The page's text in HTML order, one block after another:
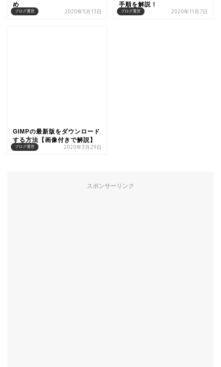
ブログ運営
め
2020年5月13日 ブログ運営
手順を解説！
2020年11月7日
ブログ運営
GIMPの最新版をダウンロード
する方法【画像付きで解説】
2020年3月29日
スポンサーリンク